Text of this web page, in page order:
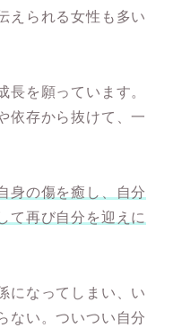
えられる女性も多い
長を願っています。
依存から抜けて、一
身の傷を癒し、自分
て再び自分を迎えに
になってしまい、い
ない。ついつい自分